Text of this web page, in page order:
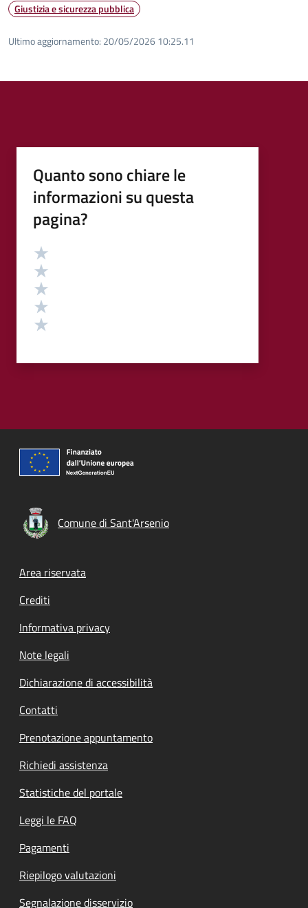
Giustizia e sicurezza pubblica
Ultimo aggiornamento: 20/05/2026 10:25.11
Quanto sono chiare le
informazioni su questa
pagina?
Valutazione
Comune di Sant'Arsenio
Footer menu
Area riservata
Crediti
Informativa privacy
Note legali
Dichiarazione di accessibilità
Contatti
Prenotazione appuntamento
Richiedi assistenza
Statistiche del portale
Leggi le FAQ
Pagamenti
Riepilogo valutazioni
Segnalazione disservizio